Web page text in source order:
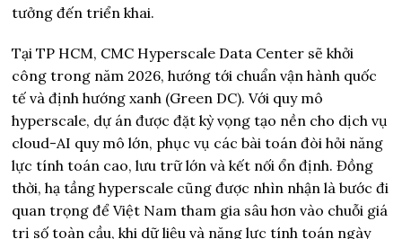
tưởng đến triển khai.
Tại TP HCM, CMC Hyperscale Data Center sẽ khởi
công trong năm 2026, hướng tới chuẩn vận hành quốc
tế và định hướng xanh (Green DC). Với quy mô
hyperscale, dự án được đặt kỳ vọng tạo nền cho dịch vụ
cloud-AI quy mô lớn, phục vụ các bài toán đòi hỏi năng
lực tính toán cao, lưu trữ lớn và kết nối ổn định. Đồng
thời, hạ tầng hyperscale cũng được nhìn nhận là bước đi
quan trọng để Việt Nam tham gia sâu hơn vào chuỗi giá
trị số toàn cầu, khi dữ liệu và năng lực tính toán ngày